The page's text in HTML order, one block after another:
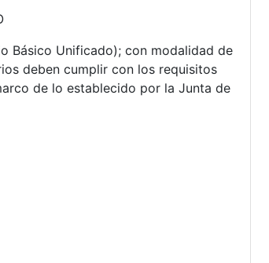
Básico Unificado); con modalidad de
deben cumplir con los requisitos
de lo establecido por la Junta de